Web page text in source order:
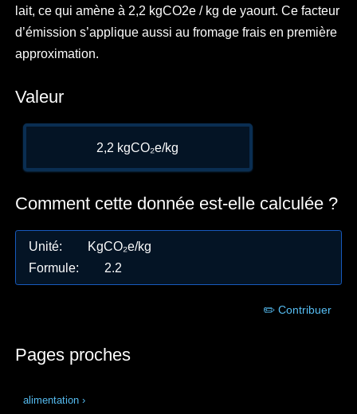
lait, ce qui amène à 2,2 kgCO2e / kg de yaourt. Ce facteur
d’émission s’applique aussi au fromage frais en première
approximation.
Valeur
2,2 kgCO₂e/kg
Comment cette donnée est-elle calculée ?
Unité:
KgCO₂e/kg
Formule: 2.2
✏️ Contribuer
Pages proches
alimentation ›